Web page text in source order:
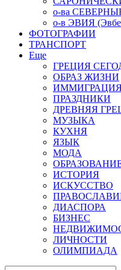
о-ва
о-в ЭВИЯ
ФОТОГРАФИИ
ТРАНСПОРТ
Еще
ГРЕЦИЯ
ОБРАЗ ЖИЗНИ
ПРАЗДНИКИ
ДРЕВНЯЯ
МУЗЫКА
КУХНЯ
ЯЗЫК
МОДА
ИСТОРИЯ
ИСКУССТВО
ДИАСПОРА
БИЗНЕС
ЛИЧНОСТИ
ОЛИМПИАДА